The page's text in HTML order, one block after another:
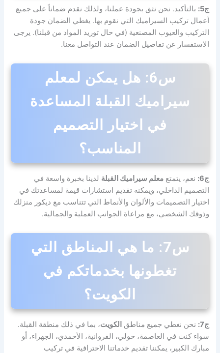
ج5:
بالتأكيد. نحن نثق بجودة عملنا، ولذلك نقدم ضماناً على جميع
أعمال تركيب السيراميك التي نقوم بها. يغطي الضمان جودة
التركيب والعيوب المصنعية (في حال توريد المواد من قبلنا). يرجى
الاستفسار عن تفاصيل الضمان عند التواصل معنا.
س6: هل يمكن لمعلم
سيراميك القبلة المساعدة
في اختيار التصميم
المناسب؟
ج6: نعم، يتمتعمعلم سيراميك القبلة لدينا بخبرة واسعة في
التصميم الداخلي، ويمكنه تقديم استشارات قيمة لمساعدتك في
اختيار التصميمات والألوان والأنماط التي تتناسب مع ديكور منزلك
وذوقك الشخصي، مع مراعاة الجوانب العملية والجمالية.
س7: ما هي المناطق التي
تغطونها بخدماتكم في
الكويت؟
ج7: نحن نغطي جميع مناطق الكويت، بما في ذلك منطقة القبلة.
سواء كنت في العاصمة، حولي، الفروانية، الأحمدي، الجهراء، أو
مبارك الكبير، يمكننا تقديم خدماتنا الاحترافية في تركيب